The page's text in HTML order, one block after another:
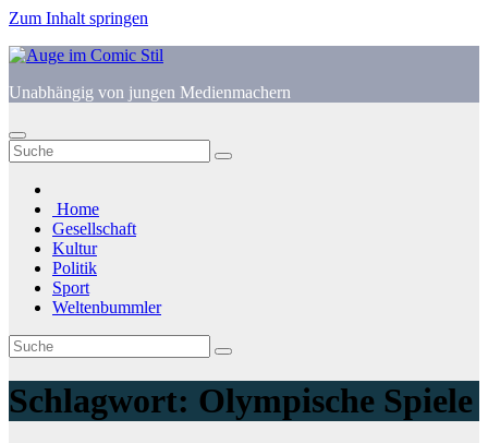
Zum Inhalt springen
Unabhängig von jungen Medienmachern
Home
Gesellschaft
Kultur
Politik
Sport
Weltenbummler
Schlagwort: Olympische Spiele